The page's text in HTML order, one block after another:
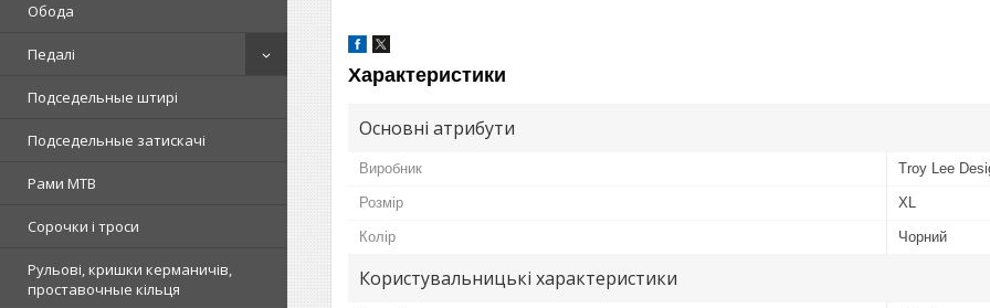
Обода
Педалі
Подседельные штирі
Подседельные затискачі
Рами MTB
Сорочки і троси
Рульові, кришки керманичів,
проставочные кільця
Характеристики
Основні атрибути
Виробник Troy Lee
Розмір XL
Колір Чорний
Користувальницькі характеристики